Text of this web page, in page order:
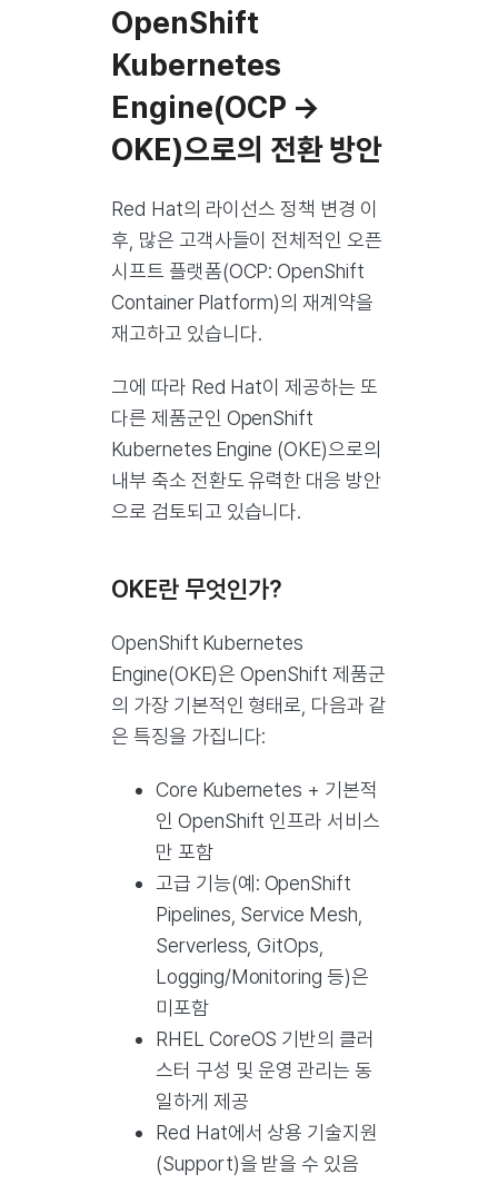
OpenShift
Kubernetes
Engine(OCP →
OKE)으로의 전환 방안
Red Hat의 라이선스 정책 변경 이
후, 많은 고객사들이 전체적인 오픈
시프트 플랫폼(OCP: OpenShift
Container Platform)의 재계약을
재고하고 있습니다.
그에 따라 Red Hat이 제공하는 또
다른 제품군인 OpenShift
Kubernetes Engine (OKE)으로의
내부 축소 전환도 유력한 대응 방안
으로 검토되고 있습니다.
OKE란 무엇인가?
OpenShift Kubernetes
Engine(OKE)은 OpenShift 제품군
의 가장 기본적인 형태로, 다음과 같
은 특징을 가집니다:
Core Kubernetes + 기본적
인 OpenShift 인프라 서비스
만 포함
고급 기능(예: OpenShift
Pipelines, Service Mesh,
Serverless, GitOps,
Logging/Monitoring 등)은
미포함
RHEL CoreOS 기반의 클러
스터 구성 및 운영 관리는 동
일하게 제공
Red Hat에서 상용 기술지원
(Support)을 받을 수 있음